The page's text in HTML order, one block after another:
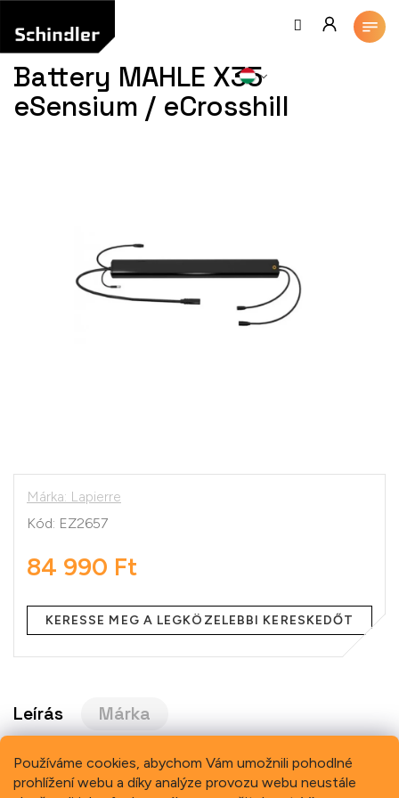
Používáme cookies, abychom Vám umožnili pohodlné
prohlížení webu a díky analýze provozu webu neustále
fő
tartalomhoz
Battery MAHLE X35
eSensium / eCrosshill
Márka: Lapierre
Kód: EZ2657
84 990 Ft
KERESSE MEG A LEGKÖZELEBBI KERESKEDŐT
Leírás Márka